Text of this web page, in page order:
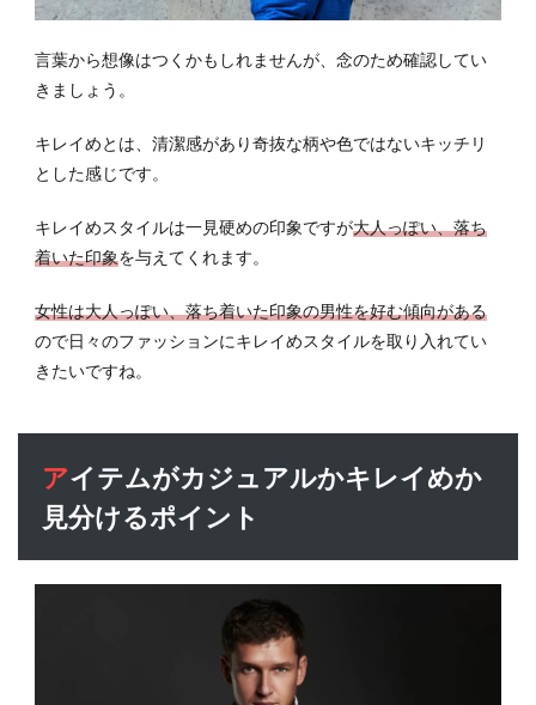
言葉から想像はつくかもしれませんが、念のため確認してい
きましょう。
キレイめとは、清潔感があり奇抜な柄や色ではないキッチリ
とした感じです。
キレイめスタイルは一見硬めの印象ですが大人っぽい、落ち
着いた印象を与えてくれます。
女性は大人っぽい、落ち着いた印象の男性を好む傾向がある
ので日々のファッションにキレイめスタイルを取り入れてい
きたいですね。
アイテムがカジュアルかキレイめか
見分けるポイント